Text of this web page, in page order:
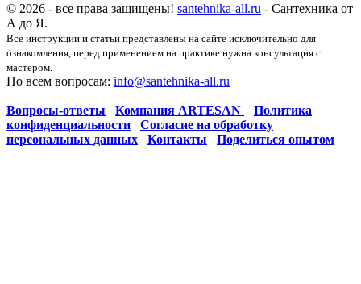
© 2026 - все права защищены! santehnika-all.ru - Сантехника от
А до Я.
Все инструкции и статьи представлены на сайте исключительно для
ознакомления, перед применением на практике нужна консультация с
мастером.
По всем вопросам: info@santehnika-all.ru
Вопросы-ответы Компания ARTESAN
Политика
конфиденциальности
Согласие на обработку
персональных данных
Контакты Поделиться опытом